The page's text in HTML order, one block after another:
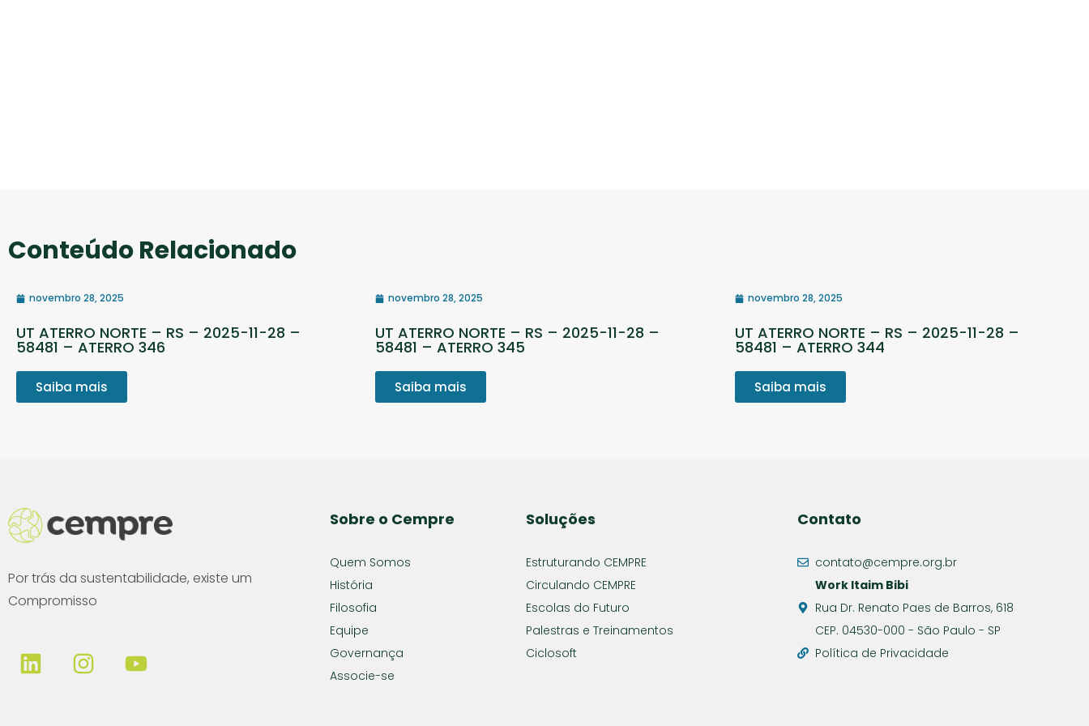
Conteúdo Relacionado
novembro 28, 2025
UT ATERRO NORTE – RS – 2025-11-28 –
58481 – ATERRO 346
Saiba mais
novembro 28, 2025
UT ATERRO NORTE – RS – 2025-11-28 –
58481 – ATERRO 345
Saiba mais
novembro 28, 2025
UT ATERRO NORTE – RS – 2025-11-28 –
58481 – ATERRO 344
Saiba mais
Por trás da sustentabilidade, existe um
Compromisso
Sobre o Cempre
Quem Somos
História
Filosofia
Equipe
Governança
Associe-se
Soluções
Estruturando CEMPRE
Circulando CEMPRE
Escolas do Futuro
Palestras e Treinamentos
Ciclosoft
Contato
contato@cempre.org.br
Work Itaim Bibi
Rua Dr. Renato Paes de Barros, 618
CEP. 04530-000 - São Paulo - SP
Política de Privacidade